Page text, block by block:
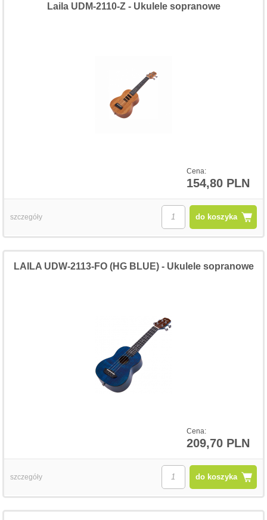
Cena:
154,80 PLN
Laila UDM-2110-Z - Ukulele sopranowe
do koszyka
szczegóły
Cena:
209,70 PLN
LAILA UDW-2113-FO (HG BLUE) - Ukulele sopranowe
do koszyka
szczegóły